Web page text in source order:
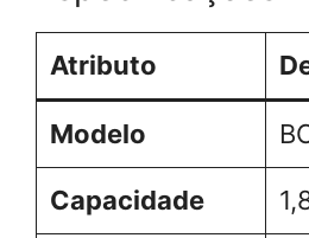
Atributo
Modelo
Capacidade